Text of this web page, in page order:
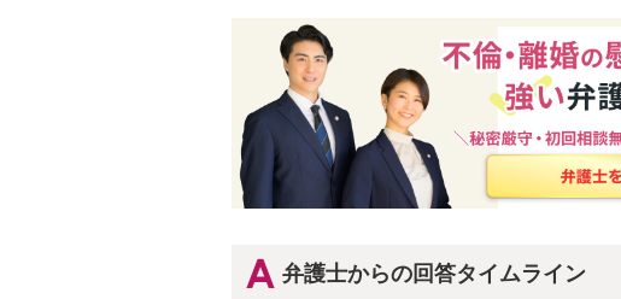
弁護士からの回答タイムライン